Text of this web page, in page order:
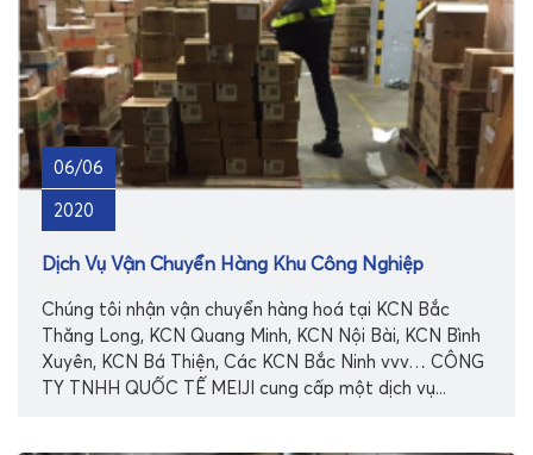
06/06
2020
Dịch Vụ Vận Chuyển Hàng Khu Công Nghiệp
Chúng tôi nhận vận chuyển hàng hoá tại KCN Bắc
Thăng Long, KCN Quang Minh, KCN Nội Bài, KCN Bình
Xuyên, KCN Bá Thiện, Các KCN Bắc Ninh vvv… CÔNG
TY TNHH QUỐC TẾ MEIJI cung cấp một dịch vụ...